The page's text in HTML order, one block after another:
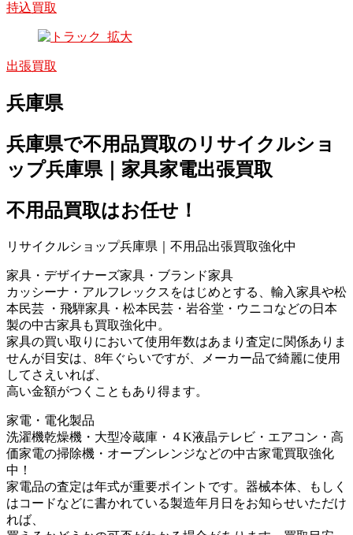
持込買取
出張買取
兵庫県
兵庫県で不用品買取のリサイクルショ
ップ兵庫県｜家具家電出張買取
不用品買取はお任せ！
リサイクルショップ兵庫県｜不用品出張買取強化中
家具・デザイナーズ家具・ブランド家具
カッシーナ・アルフレックスをはじめとする、輸入家具や松
本民芸 ・飛騨家具・松本民芸・岩谷堂・ウニコなどの日本
製の中古家具も買取強化中。
家具の買い取りにおいて使用年数はあまり査定に関係ありま
せんが目安は、8年ぐらいですが、メーカー品で綺麗に使用
してさえいれば、
高い金額がつくこともあり得ます。
家電・電化製品
洗濯機乾燥機・大型冷蔵庫・４K液晶テレビ・エアコン・高
価家電の掃除機・オーブンレンジなどの中古家電買取強化
中！
家電品の査定は年式が重要ポイントです。器械本体、もしく
はコードなどに書かれている製造年月日をお知らせいただけ
れば、